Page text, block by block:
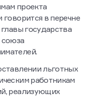
проекта
в перечне
государства
союза
льготных
работникам
реализующих